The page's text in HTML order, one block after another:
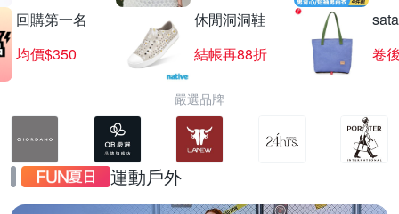
回購第一名
均價$350
休閒洞洞鞋
結帳再88折
卷
嚴選品牌
運動戶外